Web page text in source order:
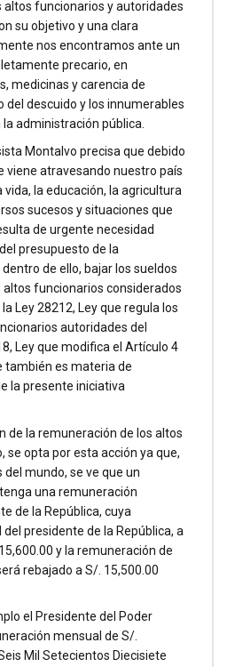
funcionarios y autoridades
su objetivo y una clara
nos encontramos ante un
precario, en
medicinas y carencia de
descuido y los innumerables
administración pública.
Montalvo precisa que debido
viene atravesando nuestro país
vida, la educación, la agricultura
sucesos y situaciones que
de urgente necesidad
presupuesto de la
de ello, bajar los sueldos
funcionarios considerados
Ley 28212, Ley que regula los
autoridades del
Ley que modifica el Artículo 4
también es materia de
la presente iniciativa
de la remuneración de los altos
se opta por esta acción ya que,
mundo, se ve que un
una remuneración
de la República, cuya
presidente de la República, a
y la remuneración de
rebajado a S/. 15,500.00
el Presidente del Poder
mensual de S/.
Mil Setecientos Diecisiete